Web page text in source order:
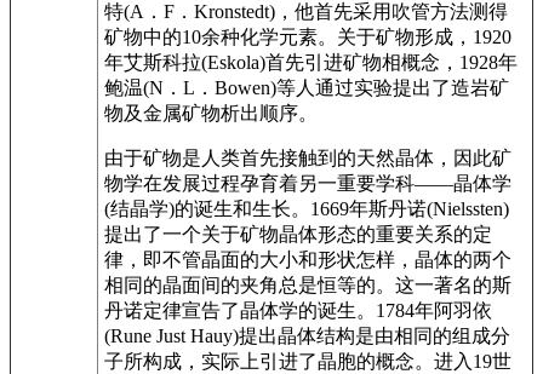
特(A．F．Kronstedt)，他首先采用吹管方法测得
矿物中的10余种化学元素。关于矿物形成，1920
年艾斯科拉(Eskola)首先引进矿物相概念，1928年
鲍温(N．L．Bowen)等人通过实验提出了造岩矿
物及金属矿物析出顺序。
由于矿物是人类首先接触到的天然晶体，因此矿
物学在发展过程孕育着另一重要学科——晶体学
(结晶学)的诞生和生长。1669年斯丹诺(Nielssten)
提出了一个关于矿物晶体形态的重要关系的定
律，即不管晶面的大小和形状怎样，晶体的两个
相同的晶面间的夹角总是恒等的。这一著名的斯
丹诺定律宣告了晶体学的诞生。1784年阿羽依
(Rune Just Hauy)提出晶体结构是由相同的组成分
子所构成，实际上引进了晶胞的概念。进入19世